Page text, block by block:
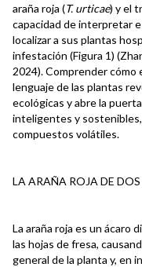
araña roja (T. urticae) y el
capacidad de interpretar
localizar a sus plantas
infestación (Figura 1)
2024). Comprender cómo
lenguaje de las plantas
ecológicas y abre la
inteligentes y
compuestos volátiles.
LA ARAÑA ROJA DE
La araña roja es un ácaro
las hojas de fresa,
general de la planta y, en